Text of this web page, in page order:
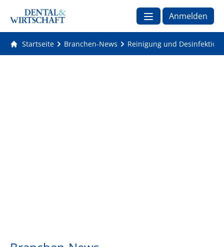
Anmelden
Startseite Branchen-News Reinigung und